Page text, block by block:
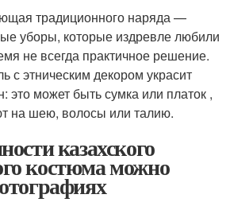
традиционного наряда —
уборы, которые издревле любили
не всегда практичное решение.
с этническим декором украсит
это может быть сумка или платок ,
на шею, волосы или талию.
казахского
костюма можно